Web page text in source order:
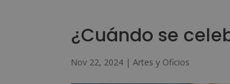
¿Cuándo se
Nov 22, 2024 | Artes y Oficios